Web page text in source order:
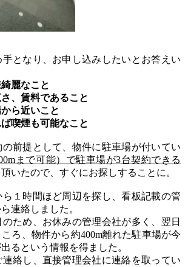
手となり、お申し込みしたいとお答えい
麗なこと
、賃料であること
ら近いこと
喫煙も可能なこと
の前提として、物件に駐車場が付いてい
まで可能）で駐車場が3台契約できる
いたので、すぐにお探しすることに。
１時間ほど周辺を探し、看板記載の管
連絡しました。
ため、お休みの管理会社が多く、翌日
ろ、物件から約400m離れた駐車場が今
るという情報を得ました。
絡し、直接管理会社に連絡を取ってい